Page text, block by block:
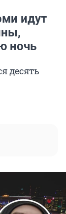
идут
ночь
десять